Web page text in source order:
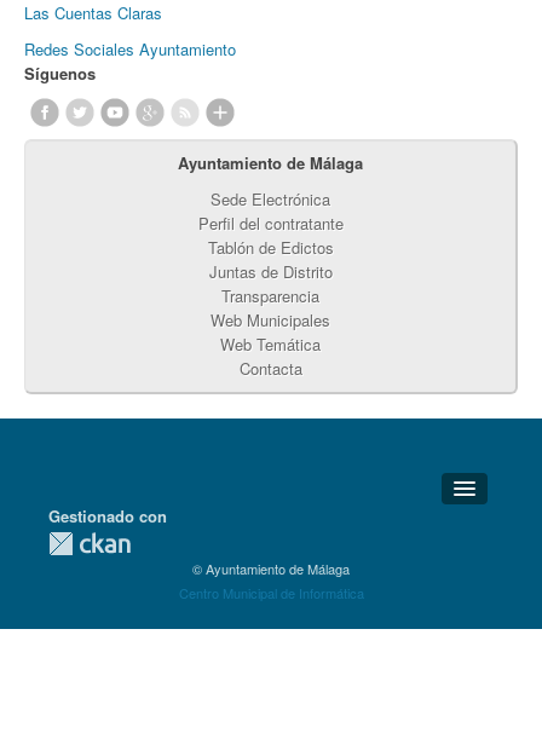
Las Cuentas Claras
Redes Sociales Ayuntamiento
Síguenos
Ayuntamiento de Málaga
Sede Electrónica
Perfil del contratante
Tablón de Edictos
Juntas de Distrito
Transparencia
Web Municipales
Web Temática
Contacta
Detalles Técnicos
Gestionado con
© Ayuntamiento de Málaga
Centro Municipal de Informática